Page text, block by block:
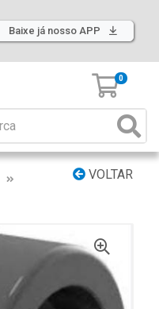
Baixe já nosso APP
0
VOLTAR